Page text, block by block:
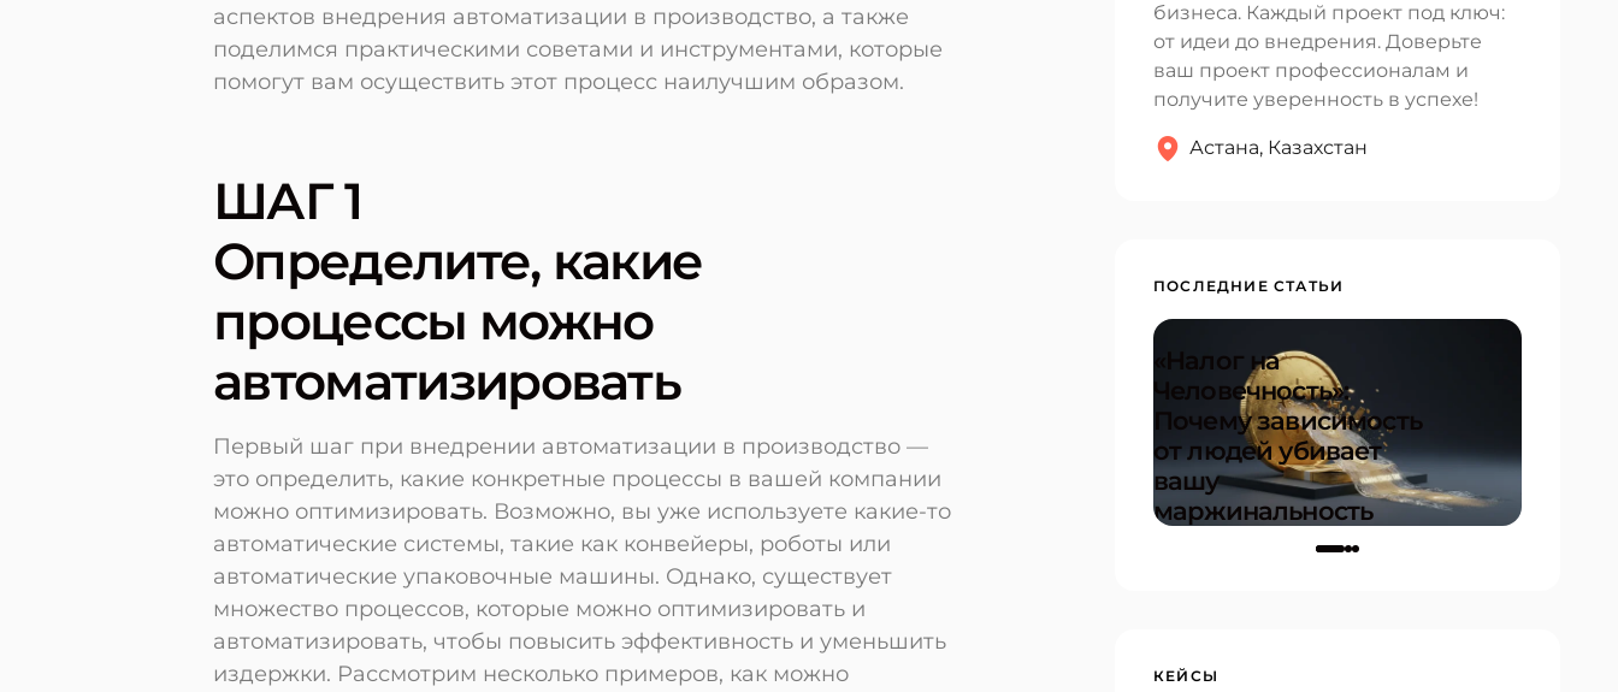
аспектов внедрения автоматизации в производство, а также
поделимся практическими советами и инструментами, которые
помогут вам осуществить этот процесс наилучшим образом.
ШАГ 1
Определите, какие
процессы можно
автоматизировать
Первый шаг при внедрении автоматизации в производство —
это определить, какие конкретные процессы в вашей компании
можно оптимизировать. Возможно, вы уже используете какие-то
автоматические системы, такие как конвейеры, роботы или
автоматические упаковочные машины. Однако, существует
множество процессов, которые можно оптимизировать и
автоматизировать, чтобы повысить эффективность и уменьшить
издержки. Рассмотрим несколько примеров, как можно
бизнеса. Каждый проект под ключ:
от идеи до внедрения. Доверьте
ваш проект профессионалам и
получите уверенность в успехе!
Астана, Казахстан
ПОСЛЕДНИЕ СТАТЬИ
«Налог на
Человечность»:
Почему зависимость
от людей убивает
вашу
маржинальность
17.12.2025
КЕЙСЫ